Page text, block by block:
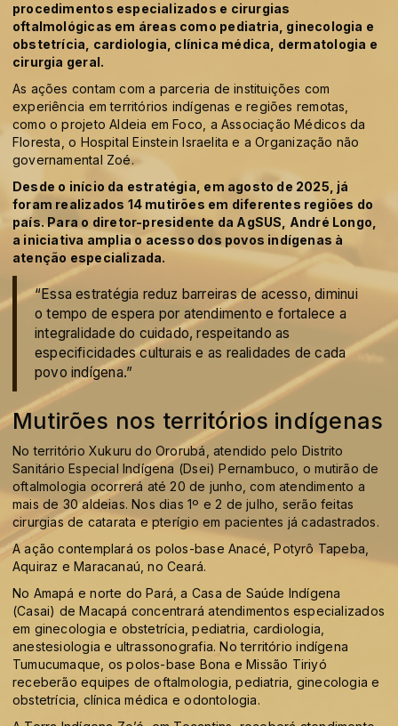
procedimentos especializados e cirurgias
oftalmológicas em áreas como pediatria, ginecologia e
obstetrícia, cardiologia, clínica médica, dermatologia e
cirurgia geral.
As ações contam com a parceria de instituições com
experiência em territórios indígenas e regiões remotas,
como o projeto Aldeia em Foco, a Associação Médicos da
Floresta, o Hospital Einstein Israelita e a Organização não
governamental Zoé.
Desde o início da estratégia, em agosto de 2025, já
foram realizados 14 mutirões em diferentes regiões do
país. Para o diretor-presidente da AgSUS, André Longo,
a iniciativa amplia o acesso dos povos indígenas à
atenção especializada.
“Essa estratégia reduz barreiras de acesso, diminui
o tempo de espera por atendimento e fortalece a
integralidade do cuidado, respeitando as
especificidades culturais e as realidades de cada
povo indígena.”
Mutirões nos territórios indígenas
No território Xukuru do Ororubá, atendido pelo Distrito
Sanitário Especial Indígena (Dsei) Pernambuco, o mutirão de
oftalmologia ocorrerá até 20 de junho, com atendimento a
mais de 30 aldeias. Nos dias 1º e 2 de julho, serão feitas
cirurgias de catarata e pterígio em pacientes já cadastrados.
A ação contemplará os polos-base Anacé, Potyrô Tapeba,
Aquiraz e Maracanaú, no Ceará.
No Amapá e norte do Pará, a Casa de Saúde Indígena
(Casai) de Macapá concentrará atendimentos especializados
em ginecologia e obstetrícia, pediatria, cardiologia,
anestesiologia e ultrassonografia. No território indígena
Tumucumaque, os polos-base Bona e Missão Tiriyó
receberão equipes de oftalmologia, pediatria, ginecologia e
obstetrícia, clínica médica e odontologia.